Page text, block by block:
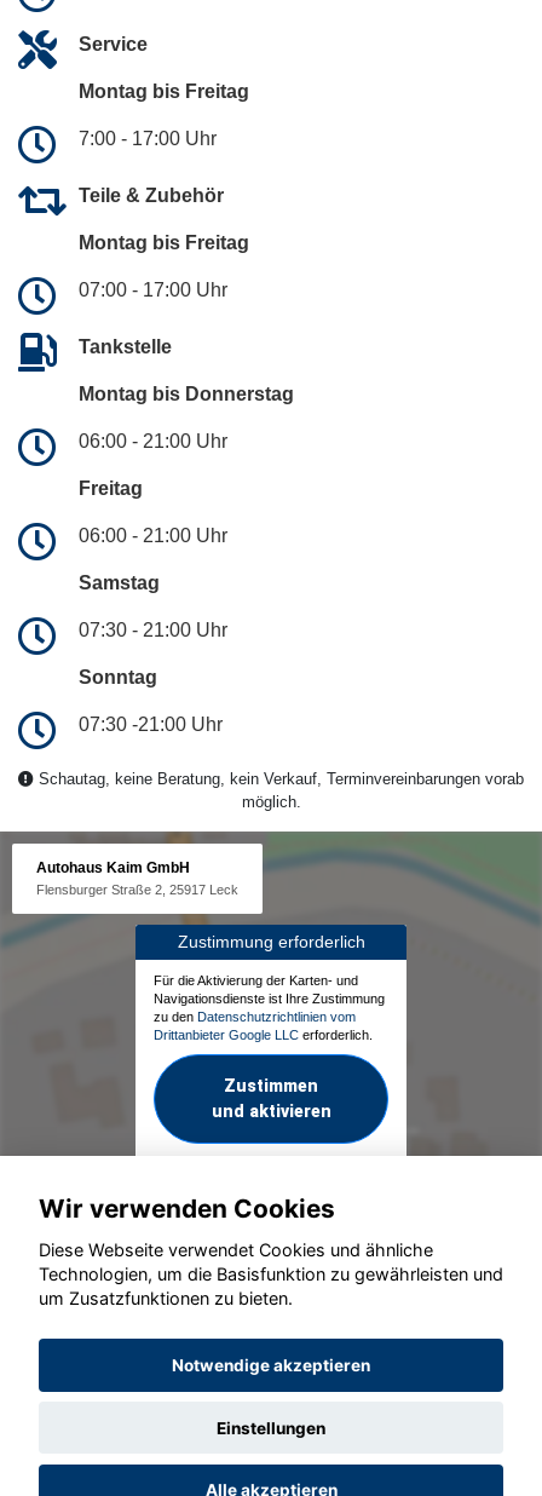
Service
Montag bis Freitag
7:00 - 17:00 Uhr
Teile & Zubehör
Montag bis Freitag
07:00 - 17:00 Uhr
Tankstelle
Montag bis Donnerstag
06:00 - 21:00 Uhr
Freitag
06:00 - 21:00 Uhr
Samstag
07:30 - 21:00 Uhr
Sonntag
07:30 -21:00 Uhr
Schautag, keine Beratung, kein Verkauf, Terminvereinbarungen vorab
möglich.
Autohaus Kaim GmbH
Flensburger Straße 2, 25917 Leck
Zustimmung erforderlich
Für die Aktivierung der Karten- und
Navigationsdienste ist Ihre Zustimmung
zu den Datenschutzrichtlinien vom
Drittanbieter Google LLC erforderlich.
Zustimmen
und aktivieren
© konjunkturmotor.de GmbH 2020 - 2026
Wir verwenden Cookies
Diese Webseite verwendet Cookies und ähnliche
Technologien, um die Basisfunktion zu gewährleisten und
um Zusatzfunktionen zu bieten.
Notwendige akzeptieren
Einstellungen
Alle akzeptieren